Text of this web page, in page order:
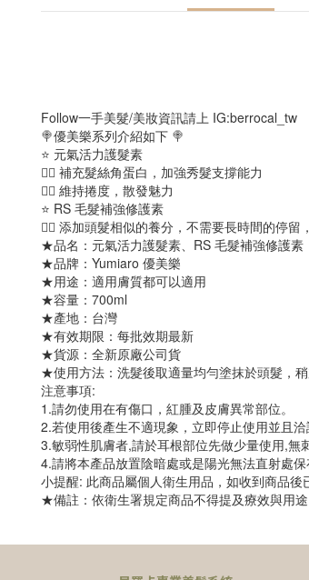
Follow一手美髮/美妝資訊請上 IG:berrocal_tw
🍭優美樂系列介紹如下 🍭
⭐️ 元氣活力護髮素
👉🏻 補充髮絲角蛋白，加強秀髮支撐能力
👉🏻 維持捲度，散發魅力
⭐️ RS 毛髮補強修護素
👉🏻 添加頭髮相似的養分，不需要長時間的停
★品名：元氣活力護髮素、RS 毛髮補強修護素
★品牌：Yumiaro 優美樂
★用途：適用膚質都可以適用
★容量：700ml
★產地：台灣
★有效期限：每批效期最新
★貨源：全新原廠公司貨
★使用方法：洗髮後取適量均勻塗抹於頭髮，
注意事項:
1.請勿使用在有傷口，紅腫及皮膚異常部位。
2.若使用後產生不適現象，立即停止使用並且洽
3.敏弱性肌膚者,請於耳根部位先做少量使用,無
4.請將本產品放置陰暗處或是陽光無法直射處保
小提醒: 此商品屬個人衛生用品，如收到商品
★備註：依衛生署規定商品不得提及療效與用